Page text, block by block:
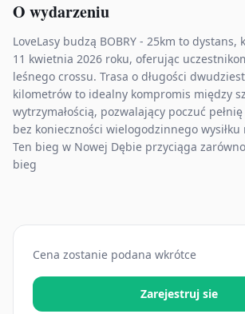
O wydarzeniu
LoveLasy budzą BOBRY - 25km to
11 kwietnia 2026 roku, oferując
leśnego crossu. Trasa o długości
kilometrów to idealny kompromis między
wytrzymałością, pozwalający poczuć
bez konieczności wielogodzinnego
Ten bieg w Nowej Dębie przyciąga
bieg
Cena zostanie podana wkrótce
Zarejestruj sie